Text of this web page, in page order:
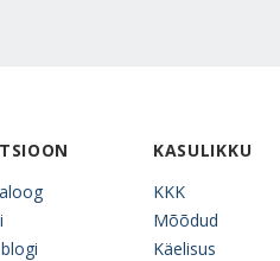
KASULIKKU
KKK
Mõõdud
Käelisus